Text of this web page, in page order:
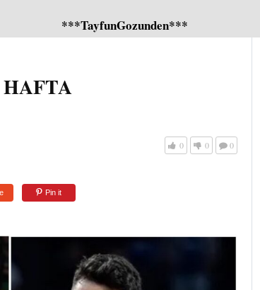
***TayfunGozunden***
0 0 0
Pin it